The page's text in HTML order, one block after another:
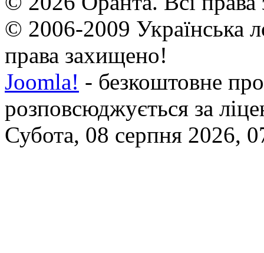
© 2006-2009 Українська
права захищено!
Joomla! - безкоштовне
розповсюджується за
Субота, 08 серпня 2026,